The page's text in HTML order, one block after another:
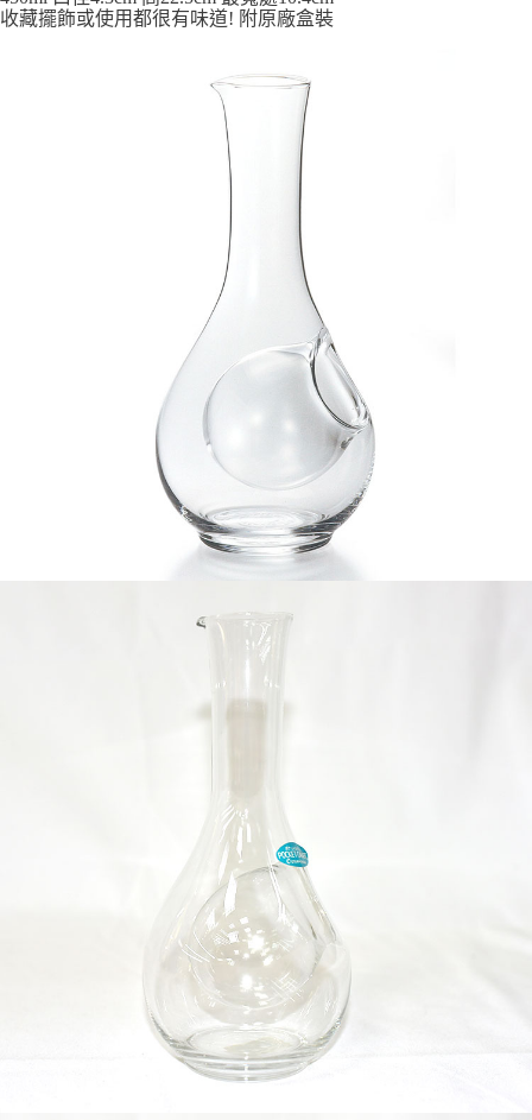
每筆NT$65，滿NT$999(含以上)免運費
每筆NT$65，滿NT$999(含以上)免運費
每筆NT$65，滿NT$999(含以上)免運費
每筆NT$100，滿NT$999(含以上)免運費
收藏擺飾或使用都很有味道! 附原廠盒裝